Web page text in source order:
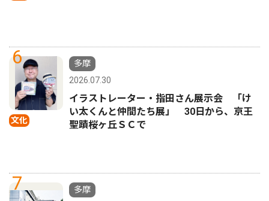
6
文化
多摩
2026.07.30
イラストレーター・指田さん展示会 「け
い太くんと仲間たち展」 30日から、京王
聖蹟桜ヶ丘ＳＣで
7
多摩